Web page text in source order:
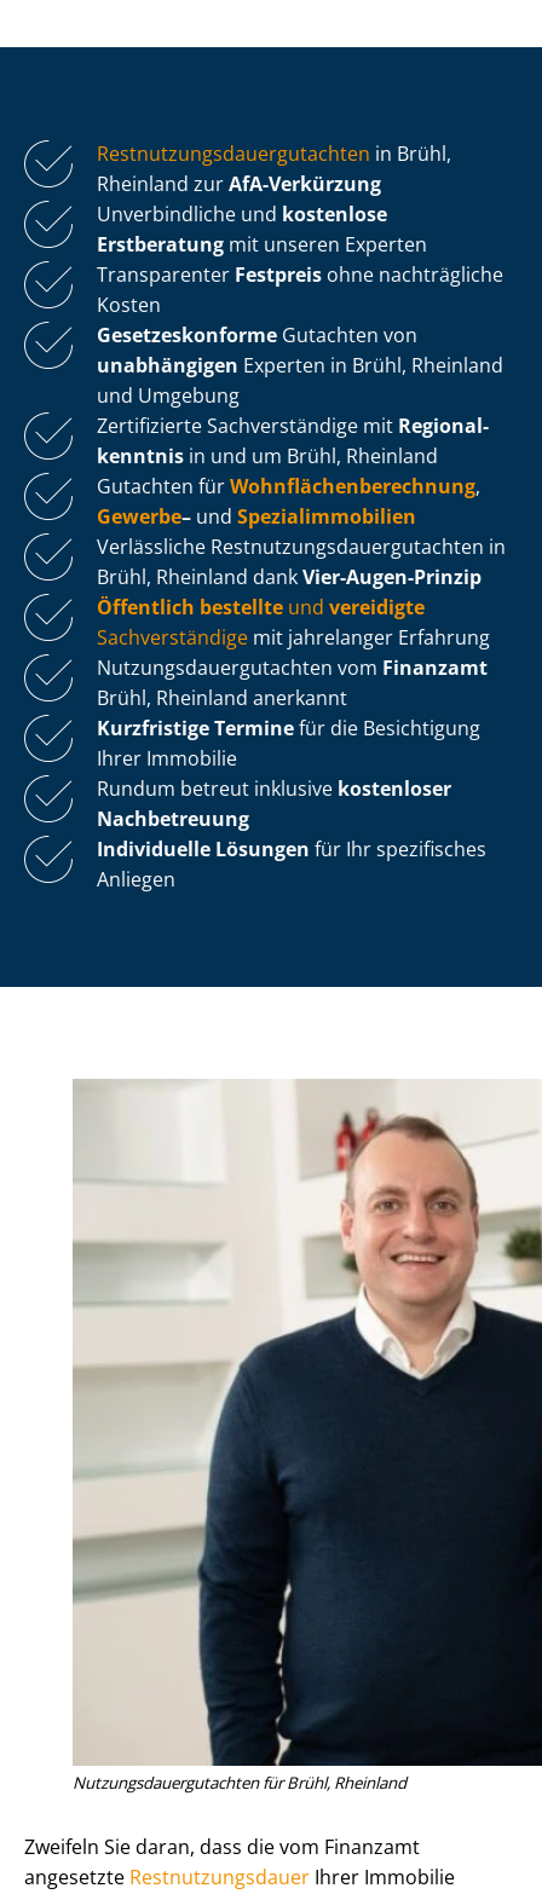
Rest­nut­zungs­dau­er­gut­ach­ten in Brühl,
Rheinland zurAfA-Verkürzung
Unverbindliche und kostenlose
Erstberatung mit unseren Experten
Transparenter Festpreis ohne nachträgliche
Kosten
Ge­set­zes­kon­for­me Gutachten von
unabhängigen Experten in Brühl, Rheinland
und Umgebung
Zertifizierte Sachverständige mit Re­gio­nal­
kennt­nis in und um Brühl, Rheinland
Gutachten fürWohn­flä­chen­be­rech­nung,
Gewerbe– und Spe­zi­al­im­mo­bi­li­en
Verlässliche Rest­nut­zungs­dau­er­gut­ach­ten in
Brühl, Rheinland dankVier-Augen-Prinzip
Öffentlich bestellte und vereidigte
Sachverständige mit jahrelanger Erfahrung
Nut­zungs­dau­er­gut­ach­ten vom Finanzamt
Brühl, Rheinland anerkannt
Kurzfristige Terminefür die Besichtigung
Ihrer Immobilie
Rundum betreut inklusive kostenloser
Nachbetreuung
Individuelle Lösungen für Ihr spezifisches
Anliegen
Nut­zungs­dau­er­gut­ach­ten für Brühl, Rheinland
Zweifeln Sie daran, dass die vom Finanzamt
angesetzte Rest­nut­zungs­dau­er Ihrer Immobilie